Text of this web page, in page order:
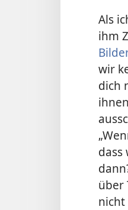
Als
ihm
wir
dich
dass
über
nicht